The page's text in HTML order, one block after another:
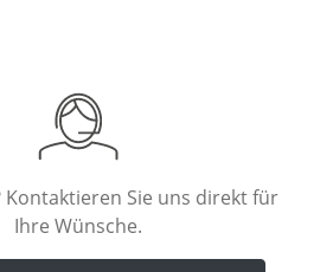
Kontaktieren Sie uns direkt für
Ihre Wünsche.